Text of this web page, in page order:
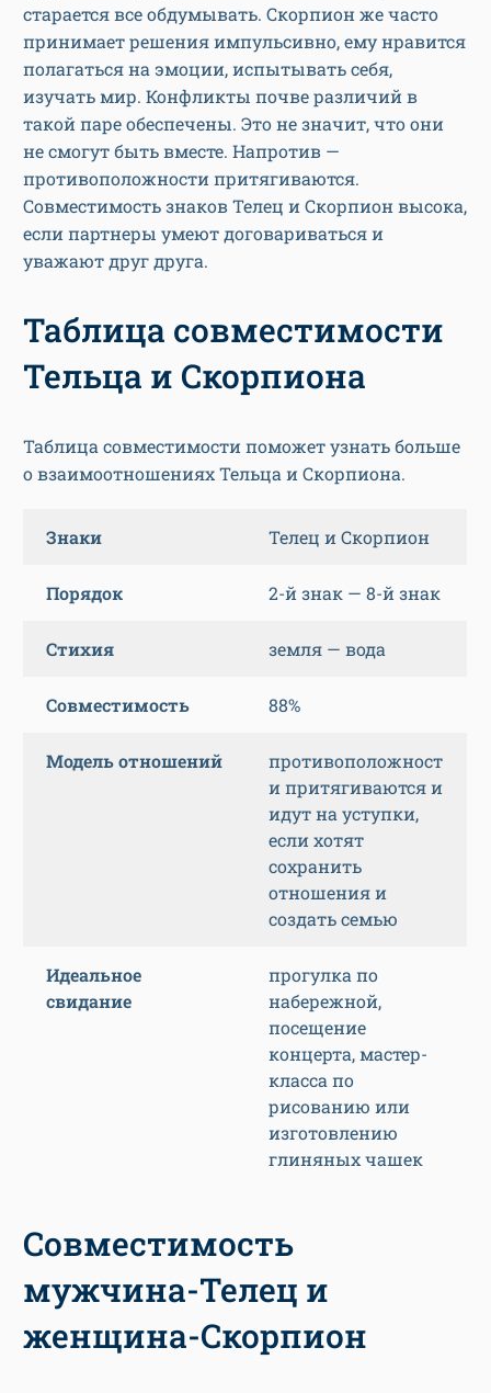
старается все обдумывать. Скорпион же часто
принимает решения импульсивно, ему нравится
полагаться на эмоции, испытывать себя,
изучать мир. Конфликты почве различий в
такой паре обеспечены. Это не значит, что они
не смогут быть вместе. Напротив —
противоположности притягиваются.
Совместимость знаков Телец и Скорпион высока,
если партнеры умеют договариваться и
уважают друг друга.
Таблица совместимости
Тельца и Скорпиона
Таблица совместимости поможет узнать больше
о взаимоотношениях Тельца и Скорпиона.
Знаки Телец и Скорпион
Порядок 2-й знак — 8-й знак
Стихия земля — вода
Совместимость 88%
Модель отношений
противоположност
и притягиваются и
идут на уступки,
если хотят
сохранить
отношения и
создать семью
Идеальное
свидание
прогулка по
набережной,
посещение
концерта, мастер-
класса по
рисованию или
изготовлению
глиняных чашек
Совместимость
мужчина-Телец и
женщина-Скорпион